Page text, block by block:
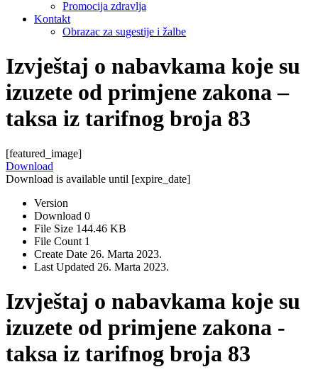
Promocija zdravlja
Kontakt
Obrazac za sugestije i žalbe
Izvještaj o nabavkama koje su
izuzete od primjene zakona –
taksa iz tarifnog broja 83
[featured_image]
Download
Download is available until [expire_date]
Version
Download 0
File Size 144.46 KB
File Count 1
Create Date 26. Marta 2023.
Last Updated 26. Marta 2023.
Izvještaj o nabavkama koje su
izuzete od primjene zakona -
taksa iz tarifnog broja 83